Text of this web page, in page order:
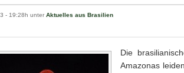
- 19:28h unter Aktuelles aus Brasilien
Die
Amazonas